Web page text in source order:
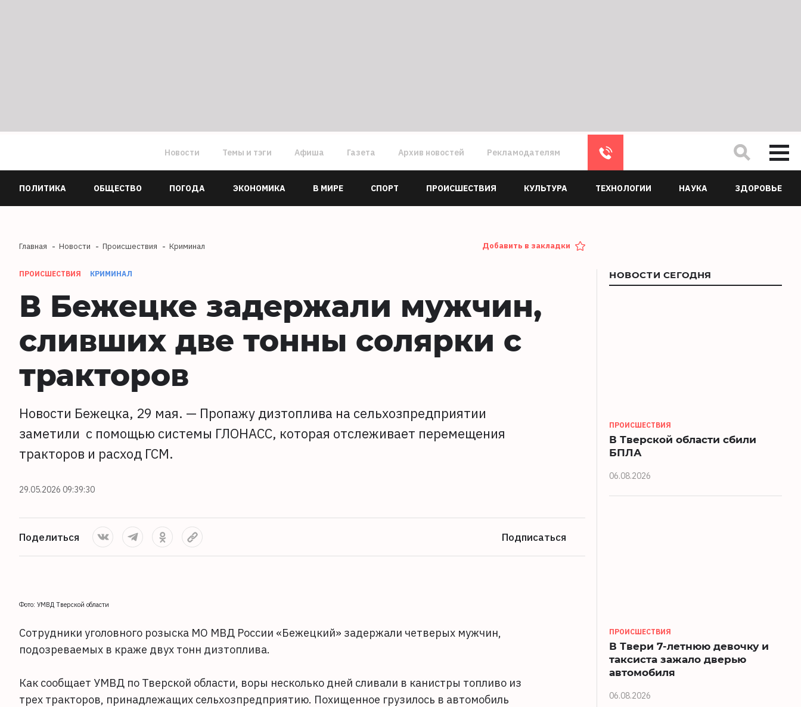
Новости Темы и тэги Афиша Газета Архив новостей Рекламодателям
ПОЛИТИКА ОБЩЕСТВО ПОГОДА ЭКОНОМИКА В МИРЕ СПОРТ ПРОИСШЕСТВИЯ КУЛЬТУРА ТЕХНОЛОГИИ НАУКА ЗДОРОВЬЕ
Главная Новости Происшествия Криминал Добавить в закладки
ПРОИСШЕСТВИЯ КРИМИНАЛ
В Бежецке задержали мужчин,
сливших две тонны солярки с
тракторов
Новости Бежецка, 29 мая. — Пропажу дизтоплива на сельхозпредприятии
заметили с помощью системы ГЛОНАСС, которая отслеживает перемещения
тракторов и расход ГСМ.
29.05.2026 09:39:30
Поделиться Подписаться
Фото: УМВД Тверской области
Сотрудники уголовного розыска МО МВД России «Бежецкий» задержали четверых мужчин,
подозреваемых в краже двух тонн дизтоплива.
Как сообщает УМВД по Тверской области, воры несколько дней сливали в канистры топливо из
трех тракторов, принадлежащих сельхозпредприятию. Похищенное грузилось в автомобиль
НОВОСТИ СЕГОДНЯ
ПРОИСШЕСТВИЯ
В Тверской области сбили
БПЛА
06.08.2026
ПРОИСШЕСТВИЯ
В Твери 7-летнюю девочку и
таксиста зажало дверью
автомобиля
06.08.2026